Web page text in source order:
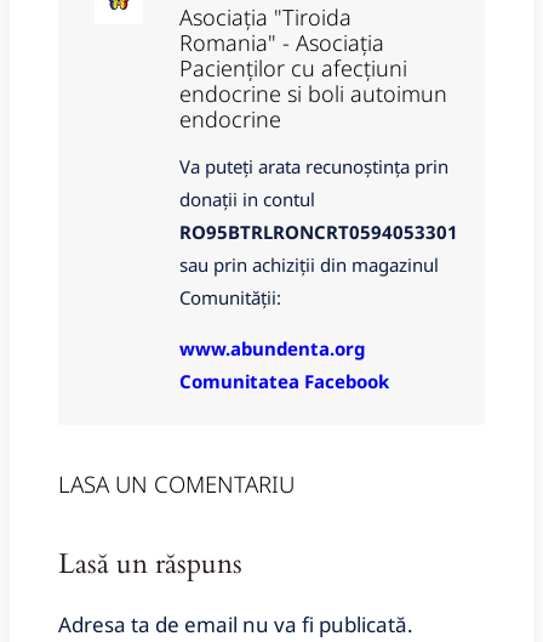
Asociația "Tiroida
Romania" - Asociația
Pacienților cu afecțiuni
endocrine si boli autoimun
endocrine
Va puteți arata recunoștința prin
donații in contul
RO95BTRLRONCRT0594053301
sau prin achiziții din magazinul
Comunității:
www.abundenta.org
Comunitatea Facebook
LASA UN COMENTARIU
Lasă un răspuns
Adresa ta de email nu va fi publicată.